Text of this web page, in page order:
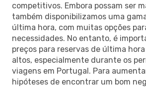
competitivos. Embora possam ser
também disponibilizamos uma
última hora, com muitas opções
necessidades. No entanto, é
preços para reservas de última
altos, especialmente durante os
viagens em Portugal. Para
hipóteses de encontrar um bom